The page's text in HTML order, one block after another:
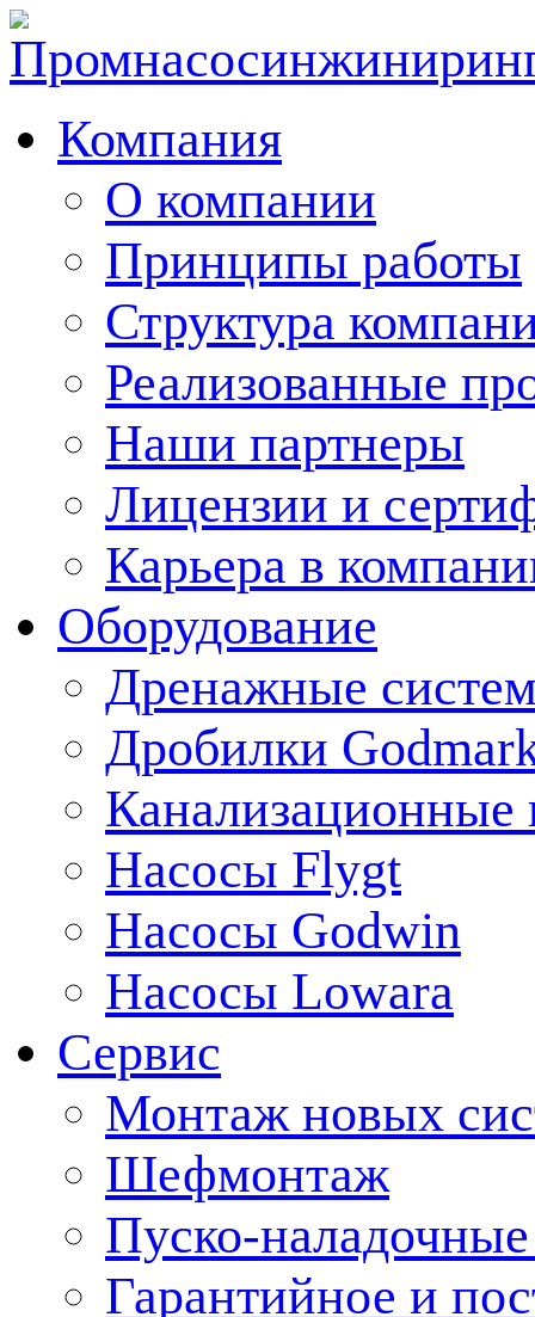
Компания
О компании
Принципы работы
Структура
Реализованные
Наши партнеры
Лицензии и
Карьера в
Оборудование
Дренажные
Дробилки
Канализационные
Насосы Flygt
Насосы Godwin
Насосы Lowara
Сервис
Монтаж новых
Шефмонтаж
Пуско-
Гарантийное и